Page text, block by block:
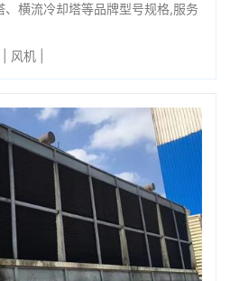
横流冷却塔等品牌型号规格,服务
风机